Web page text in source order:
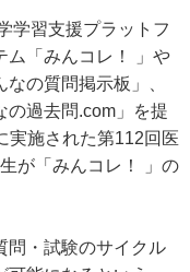
学習支援プラットフ
ム「みんコレ！ 」や
の質問掲示板」、
の過去問.com」を提
実施された第112回医
が「みんコレ！ 」の
・試験のサイクル